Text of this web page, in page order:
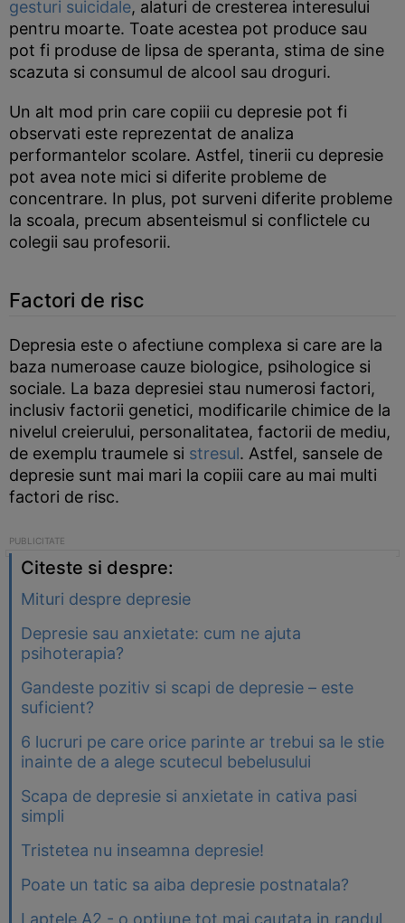
gesturi suicidale, alaturi de cresterea interesului
pentru moarte. Toate acestea pot produce sau
pot fi produse de lipsa de speranta, stima de sine
scazuta si consumul de alcool sau droguri.
Un alt mod prin care copiii cu depresie pot fi
observati este reprezentat de analiza
performantelor scolare. Astfel, tinerii cu depresie
pot avea note mici si diferite probleme de
concentrare. In plus, pot surveni diferite probleme
la scoala, precum absenteismul si conflictele cu
colegii sau profesorii.
Factori de risc
Depresia este o afectiune complexa si care are la
baza numeroase cauze biologice, psihologice si
sociale. La baza depresiei stau numerosi factori,
inclusiv factorii genetici, modificarile chimice de la
nivelul creierului, personalitatea, factorii de mediu,
de exemplu traumele si stresul. Astfel, sansele de
depresie sunt mai mari la copiii care au mai multi
factori de risc.
Citeste si despre:
Mituri despre depresie
Depresie sau anxietate: cum ne ajuta
psihoterapia?
Gandeste pozitiv si scapi de depresie – este
suficient?
6 lucruri pe care orice parinte ar trebui sa le stie
inainte de a alege scutecul bebelusului
Scapa de depresie si anxietate in cativa pasi
simpli
Tristetea nu inseamna depresie!
Poate un tatic sa aiba depresie postnatala?
Laptele A2 - o optiune tot mai cautata in randul